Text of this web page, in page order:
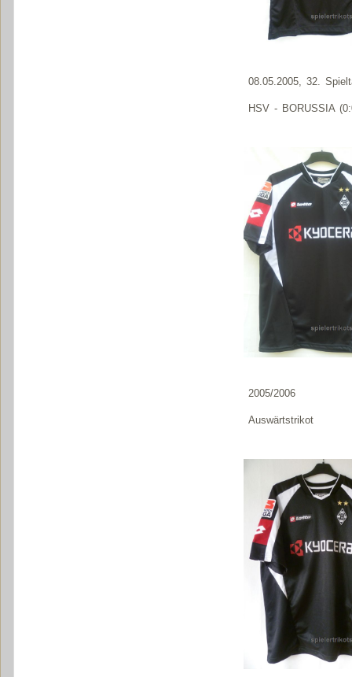
08.05.2005, 32.
HSV - BORUSSIA
2005/2006
Auswärtstrikot